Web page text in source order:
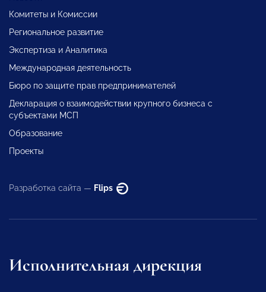
Комитеты и Комиссии
Региональное развитие
Экспертиза и Аналитика
Международная деятельность
Бюро по защите прав предпринимателей
Декларация о взаимодействии крупного бизнеса с
субъектами МСП
Образование
Проекты
Разработка сайта — Flips
Исполнительная дирекция